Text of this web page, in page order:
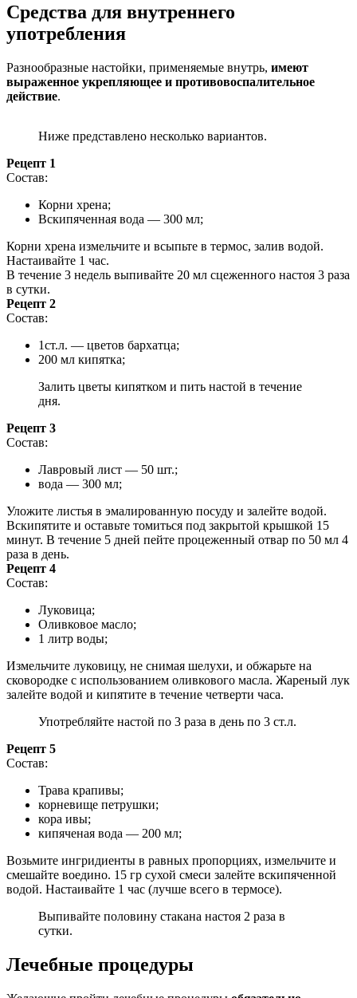
Средства для внутреннего
употребления
Разнообразные настойки, применяемые внутрь, имеют
выраженное укрепляющее и противовоспалительное
действие.
Ниже представлено несколько вариантов.
Рецепт 1
Состав:
Корни хрена;
Вскипяченная вода — 300 мл;
Корни хрена измельчите и всыпьте в термос, залив водой.
Настаивайте 1 час.
В течение 3 недель выпивайте 20 мл сцеженного настоя 3 раза
в сутки.
Рецепт 2
Состав:
1ст.л. — цветов бархатца;
200 мл кипятка;
Залить цветы кипятком и пить настой в течение
дня.
Рецепт 3
Состав:
Лавровый лист — 50 шт.;
вода — 300 мл;
Уложите листья в эмалированную посуду и залейте водой.
Вскипятите и оставьте томиться под закрытой крышкой 15
минут. В течение 5 дней пейте процеженный отвар по 50 мл 4
раза в день.
Рецепт 4
Состав:
Луковица;
Оливковое масло;
1 литр воды;
Измельчите луковицу, не снимая шелухи, и обжарьте на
сковородке с использованием оливкового масла. Жареный лук
залейте водой и кипятите в течение четверти часа.
Употребляйте настой по 3 раза в день по 3 ст.л.
Рецепт 5
Состав:
Трава крапивы;
корневище петрушки;
кора ивы;
кипяченая вода — 200 мл;
Возьмите ингридиенты в равных пропорциях, измельчите и
смешайте воедино. 15 гр сухой смеси залейте вскипяченной
водой. Настаивайте 1 час (лучше всего в термосе).
Выпивайте половину стакана настоя 2 раза в
сутки.
Лечебные процедуры